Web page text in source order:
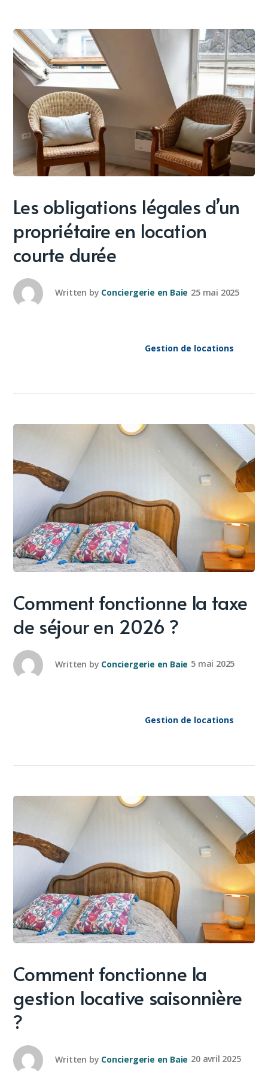
Les obligations légales d’un
propriétaire en location
courte durée
Written by Conciergerie en Baie 25 mai 2025
Gestion de locations
Comment fonctionne la taxe
de séjour en 2026 ?
Written by Conciergerie en Baie 5 mai 2025
Gestion de locations
Comment fonctionne la
gestion locative saisonnière
?
Written by Conciergerie en Baie 20 avril 2025